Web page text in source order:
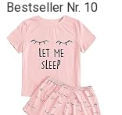
Bestseller Nr. 10